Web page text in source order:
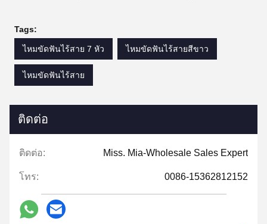
Tags:
ไหมขัดฟันไร้สาย 7 หัว ไหมขัดฟันไร้สายสีขาว
ไหมขัดฟันไร้สาย
ติดต่อ
ติดต่อ: Miss. Mia-Wholesale Sales Expert
โทร: 0086-15362812152